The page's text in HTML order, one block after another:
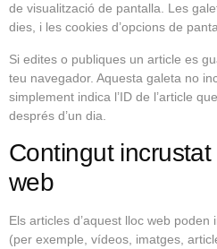
de visualització de pantalla. Les
dies, i les cookies d’opcions de
Si edites o publiques un article es
teu navegador. Aquesta galeta no
simplement indica l’ID de l’article
després d’un dia.
Contingut incrustat
web
Els articles d’aquest lloc web
(per exemple, vídeos, imatges,